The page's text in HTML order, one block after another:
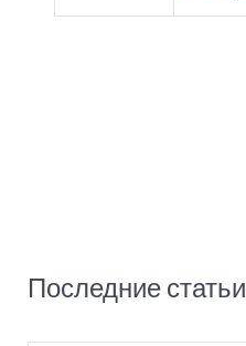
Последние статьи